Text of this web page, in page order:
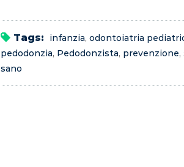
Tags: infanzia, odontoiatria
pedodonzia, Pedodonzista, prevenzione,
sano